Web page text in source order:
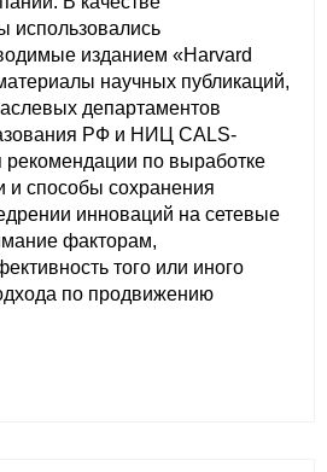
использовались
изданием «Harvard
научных публикаций,
департаментов
РФ и НИЦ CALS-
рекомендации по выработке
и способы сохранения
инноваций на сетевые
факторам,
того или иного
по продвижению